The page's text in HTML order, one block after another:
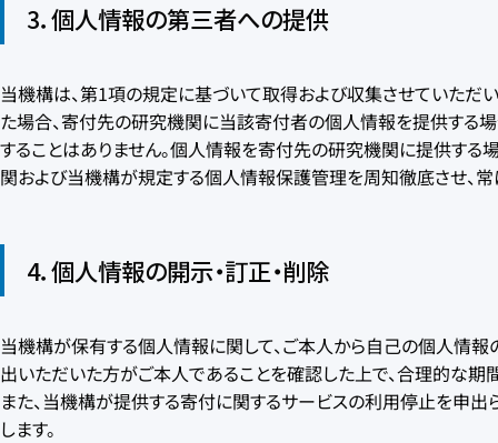
3．個人情報の第三者への提供
当機構は、第1項の規定に基づいて取得および収集させていただ
た場合、寄付先の研究機関に当該寄付者の個人情報を提供する
することはありません。個人情報を寄付先の研究機関に提供す
関および当機構が規定する個人情報保護管理を周知徹底させ、常
4．個人情報の開示・訂正・削除
当機構が保有する個人情報に関して、ご本人から自己の個人情報
出いただいた方がご本人であることを確認した上で、合理的な期
また、当機構が提供する寄付に関するサービスの利用停止を申
します。